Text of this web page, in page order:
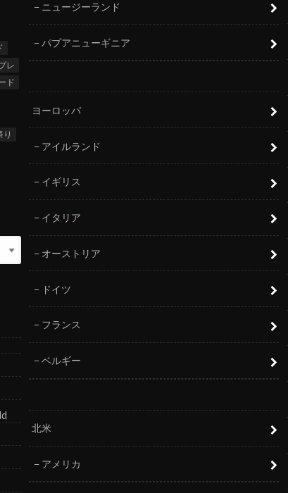
レ
ド
り
ニュージーランド
パプアニューギニア
ヨーロッパ
アイルランド
イギリス
イタリア
オーストリア
ドイツ
フランス
ベルギー
北米
アメリカ